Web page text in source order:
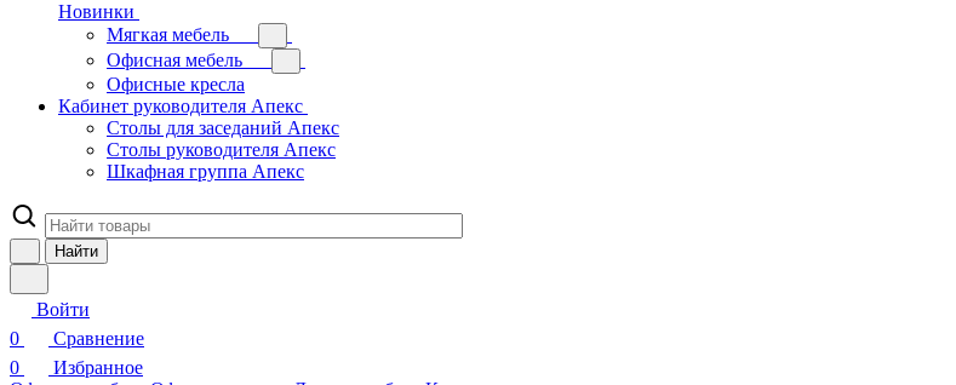
Новинки
Мягкая мебель
Офисная мебель
Офисные кресла
Кабинет руководителя Апекс
Столы для заседаний Апекс
Столы руководителя Апекс
Шкафная группа Апекс
Найти
Войти
0
Сравнение
0
Избранное